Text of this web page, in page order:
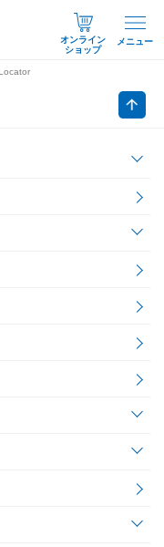
オンライン
ショップ
メニュー